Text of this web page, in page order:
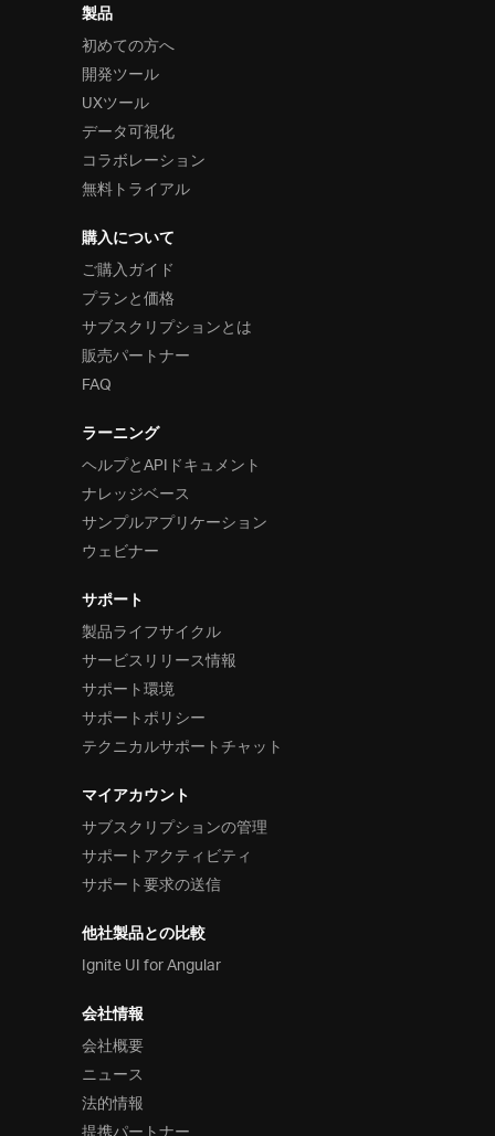
製品
初めての方へ
開発ツール
UXツール
データ可視化
コラボレーション
無料トライアル
購入について
ご購入ガイド
プランと価格
サブスクリプションとは
販売パートナー
FAQ
ラーニング
ヘルプとAPIドキュメント
ナレッジベース
サンプルアプリケーション
ウェビナー
サポート
製品ライフサイクル
サービスリリース情報
サポート環境
サポートポリシー
テクニカルサポートチャット
マイアカウント
サブスクリプションの管理
サポートアクティビティ
サポート要求の送信
他社製品との比較
Ignite UI for Angular
会社情報
会社概要
ニュース
法的情報